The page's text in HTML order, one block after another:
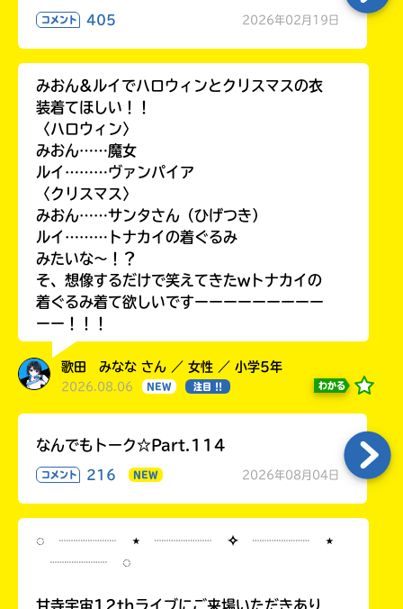
コメント 405 2026年02月19日
みおん&ルイでハロウィンとクリスマスの衣
装着てほしい！！
〈ハロウィン〉
みおん……魔女
ルイ………ヴァンパイア
〈クリスマス〉
みおん……サンタさん（ひげつき）
ルイ………トナカイの着ぐるみ
みたいな〜！？
そ、想像するだけで笑えてきたwトナカイの
着ぐるみ着て欲しいですーーーーーーーーー
ーー！！！
歌田 みなな さん ／ 女性 ／ 小学5年
2026.08.06 NEW 注目 !! わかる
なんでもトーク☆Part.114
コメント 216 NEW 2026年08月04日
◌ ┈┈┈┈ ⋆ ┈┈┈┈ ✧ ┈┈┈┈ ⋆
┈┈┈┈ ◌
甘寺宇宙12thライブにご来場いただきあり